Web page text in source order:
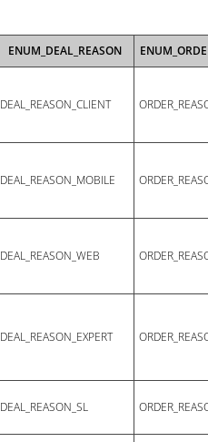
ENUM_DEAL_REASON
DEAL_REASON_CLIENT
DEAL_REASON_MOBILE
DEAL_REASON_WEB
DEAL_REASON_EXPERT
DEAL_REASON_SL